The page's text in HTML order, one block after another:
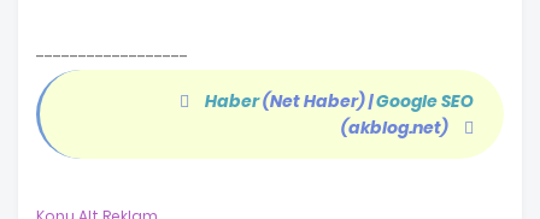
------------------
Haber(Net Haber)|Google SEO
(akblog.net)